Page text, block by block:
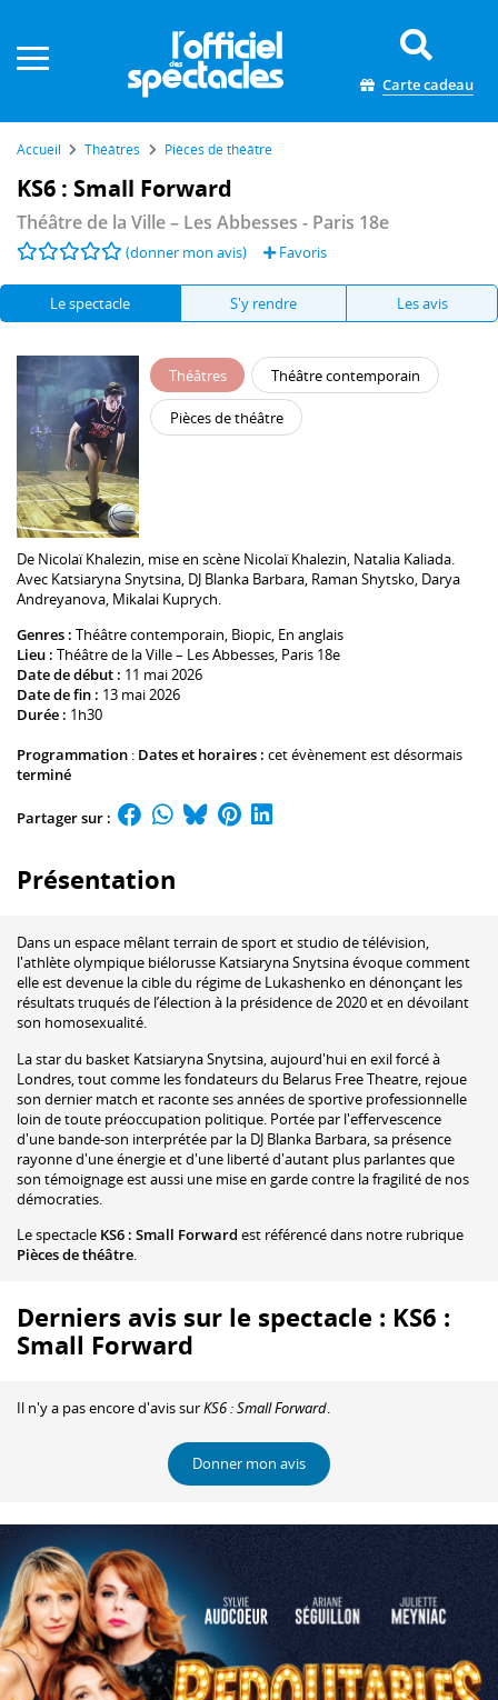
Carte cadeau
Accueil Théâtres Pièces de théâtre
KS6 : Small Forward
Théâtre de la Ville – Les Abbesses - Paris 18e
(donner mon avis) Favoris
Le spectacle S'y rendre Les avis
Théâtres Théâtre contemporain
Pièces de théâtre
De Nicolaï Khalezin, mise en scène Nicolaï Khalezin, Natalia Kaliada.
Avec Katsiaryna Snytsina, DJ Blanka Barbara, Raman Shytsko, Darya
Andreyanova, Mikalai Kuprych.
Genres : Théâtre contemporain, Biopic, En anglais
Lieu : Théâtre de la Ville – Les Abbesses, Paris 18e
Date de début : 11 mai 2026
Date de fin : 13 mai 2026
Durée : 1h30
Programmation : Dates et horaires : cet évènement est désormais
terminé
Partager sur :
Présentation
Dans un espace mêlant terrain de sport et studio de télévision,
l'athlète olympique biélorusse Katsiaryna Snytsina évoque comment
elle est devenue la cible du régime de Lukashenko en dénonçant les
résultats truqués de l’élection à la présidence de 2020 et en dévoilant
son homosexualité.
La star du basket Katsiaryna Snytsina, aujourd'hui en exil forcé à
Londres, tout comme les fondateurs du Belarus Free Theatre, rejoue
son dernier match et raconte ses années de sportive professionnelle
loin de toute préoccupation politique. Portée par l'effervescence
d'une bande-son interprétée par la DJ Blanka Barbara, sa présence
rayonne d'une énergie et d'une liberté d'autant plus parlantes que
son témoignage est aussi une mise en garde contre la fragilité de nos
démocraties.
Le spectacle KS6 : Small Forward est référencé dans notre rubrique
Pièces de théâtre.
Derniers avis sur le spectacle : KS6 :
Small Forward
Il n'y a pas encore d'avis surKS6 : Small Forward.
Donner mon avis